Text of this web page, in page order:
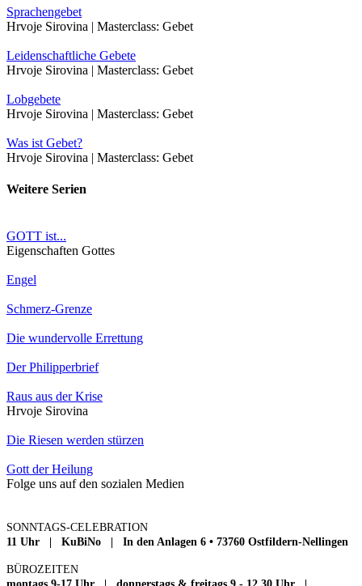
Sprachengebet
Hrvoje Sirovina | Masterclass: Gebet
Leidenschaftliche Gebete
Hrvoje Sirovina | Masterclass: Gebet
Lobgebete
Hrvoje Sirovina | Masterclass: Gebet
Was ist Gebet?
Hrvoje Sirovina | Masterclass: Gebet
Weitere Serien
GOTT ist...
Eigenschaften Gottes
Engel
Schmerz-Grenze
Die wundervolle Errettung
Der Philipperbrief
Raus aus der Krise
Hrvoje Sirovina
Die Riesen werden stürzen
Gott der Heilung
Folge uns auf den sozialen Medien
SONNTAGS-CELEBRATION
11 Uhr | KuBiNo | In den Anlagen 6 • 73760 Ostfildern-Nellingen
BÜROZEITEN